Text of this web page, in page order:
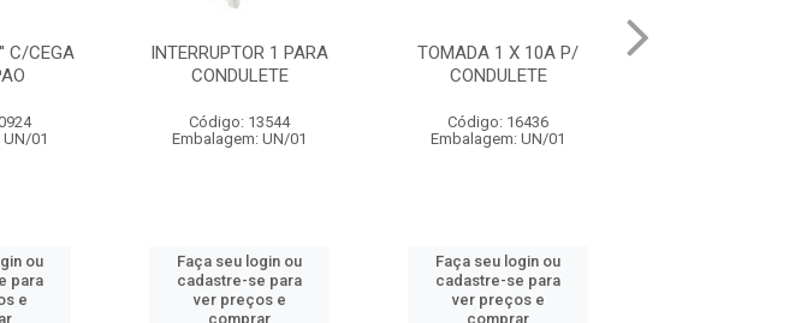
INTERRUPTOR 1 PARA
Embalagem: UN/01
Faça seu login ou
cadastre-se para
TOMADA 1 X 10A P/
Embalagem: UN/01
Faça seu login ou
cadastre-se para
TAMPAO 1.1/2 E 1.1/4
Embalagem: UN/01
Faça seu login ou
cadastre-se para